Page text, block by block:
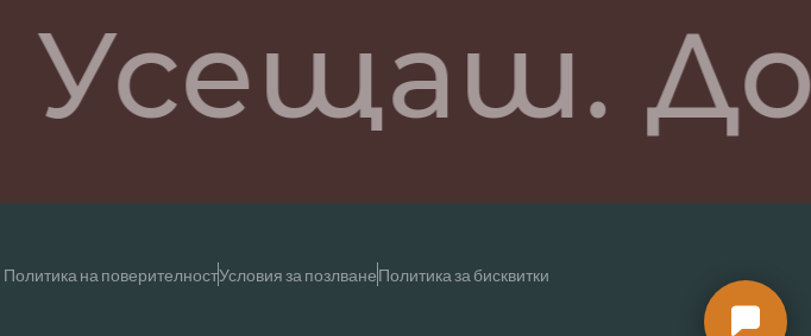
Политика на поверителностУсловия за позлванеПолитика за бисквитки